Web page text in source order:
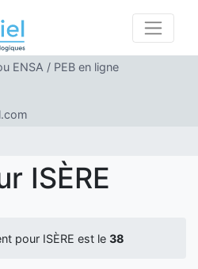
ENSA / PEB en ligne
ISÈRE
pour ISÈRE est le 38